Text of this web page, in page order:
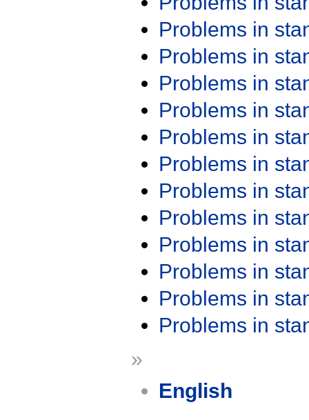
Problems in
Problems in
Problems in
Problems in
Problems in
Problems in
Problems in
Problems in
Problems in
Problems in
Problems in
Problems in
»
English